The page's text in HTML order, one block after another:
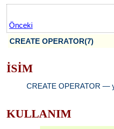
Önceki
CREATE OPERATOR(7)
İSİM
CREATE OPERATOR —
KULLANIM